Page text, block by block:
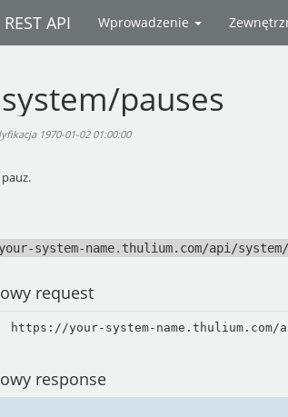
API Wprowadzenie
system/pauses
1970-01-02 01:00:00
system-name.thulium.com/api/system/
request
https://your-system-name.thulium.com/
response